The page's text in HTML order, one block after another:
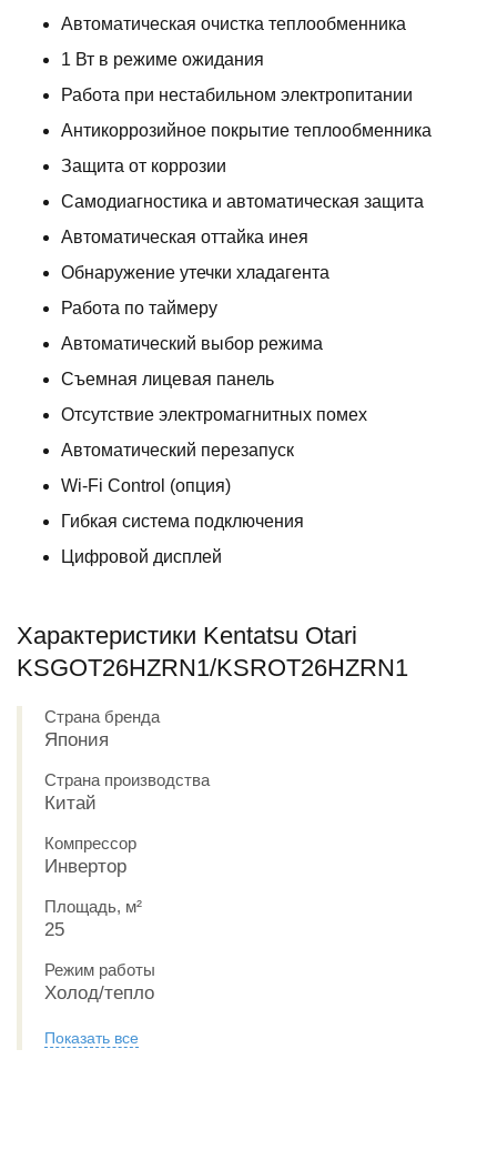
Автоматическая очистка теплообменника
1 Вт в режиме ожидания
Работа при нестабильном электропитании
Антикоррозийное покрытие теплообменника
Защита от коррозии
Самодиагностика и автоматическая защита
Автоматическая оттайка инея
Обнаружение утечки хладагента
Работа по таймеру
Автоматический выбор режима
Съемная лицевая панель
Отсутствие электромагнитных помех
Автоматический перезапуск
Wi-Fi Control (опция)
Гибкая система подключения
Цифровой дисплей
Характеристики Kentatsu Otari
KSGOT26HZRN1/KSROT26HZRN1
Страна бренда
Япония
Страна производства
Китай
Компрессор
Инвертор
Площадь, м²
25
Режим работы
Холод/тепло
Показать все